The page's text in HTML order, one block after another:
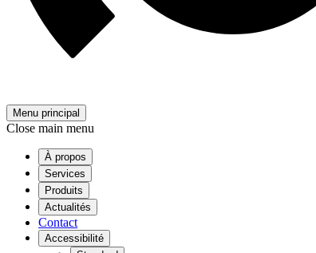
Menu principal
Close main menu
À propos
Services
Produits
Actualités
Contact
Accessibilité